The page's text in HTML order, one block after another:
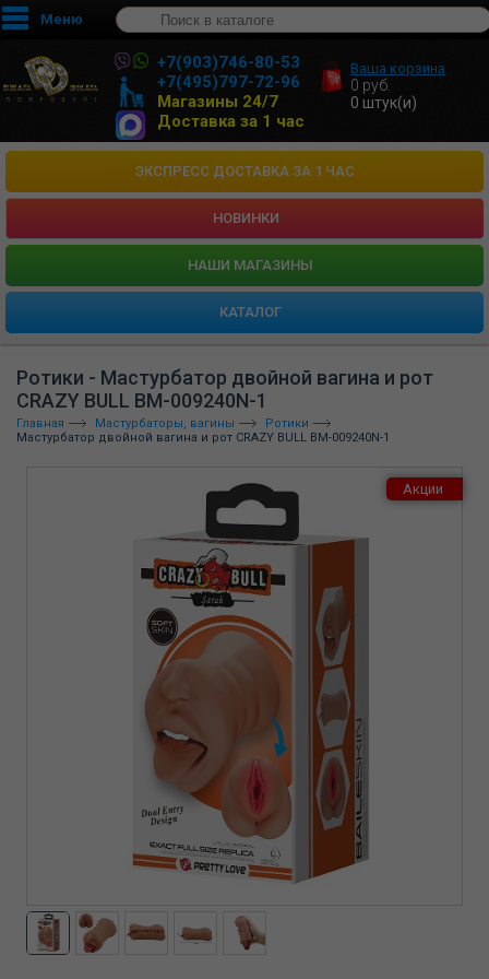
Меню
+7(903)746-80-53
+7(495)797-72-96
Магазины 24/7
Доставка за 1 час
Ваша корзина
0 руб.
0 штук(и)
ЭКСПРЕСС ДОСТАВКА ЗА 1 ЧАС
НОВИНКИ
HАШИ МАГАЗИНЫ
КАТАЛОГ
Ротики - Мастурбатор двойной вагина и рот
CRAZY BULL BM-009240N-1
Главная Мастурбаторы, вагины
Ротики
Мастурбатор двойной вагина и рот CRAZY BULL BM-009240N-1
Акции